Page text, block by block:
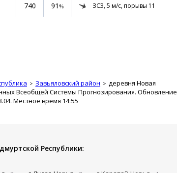
740 91 % ЗСЗ, 5 м/с, порывы 11
Завьяловский район
деревня Новая
Всеобщей Системы Прогнозирования. Обновление
Местное время 14:55
Республики: